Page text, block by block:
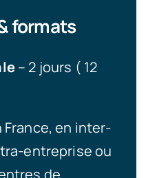
formats
– 2 jours ( 12
en inter-
entreprise ou